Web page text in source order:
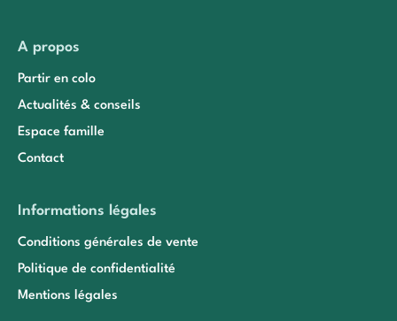
A propos
Partir en colo
Actualités & conseils
Espace famille
Contact
Informations légales
Conditions générales de vente
Politique de confidentialité
Mentions légales